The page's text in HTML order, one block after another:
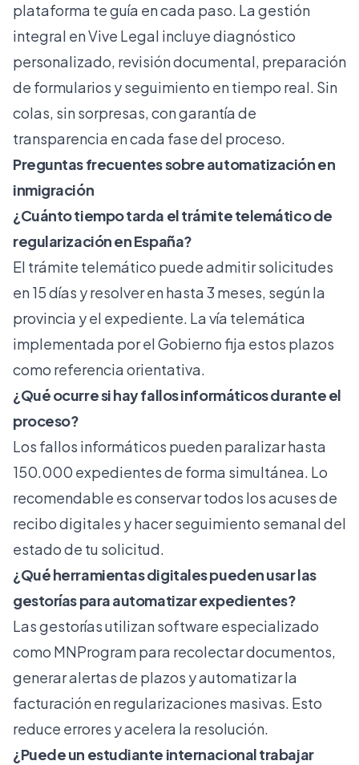
plataforma te guía en cada paso. Lagestión
integral en Vive Legal incluye diagnóstico
personalizado, revisión documental, preparación
de formularios y seguimiento en tiempo real. Sin
colas, sin sorpresas, con garantía de
transparencia en cada fase del proceso.
Preguntas frecuentes sobre automatización en
inmigración
¿Cuánto tiempo tarda el trámite telemático de
regularización en España?
El trámite telemático puede admitir solicitudes
en 15 días y resolver en hasta 3 meses, según la
provincia y el expediente. La vía telemática
implementada por el Gobierno fija estos plazos
como referencia orientativa.
¿Qué ocurre si hay fallos informáticos durante el
proceso?
Los fallos informáticos pueden paralizar hasta
150.000 expedientes de forma simultánea. Lo
recomendable es conservar todos los acuses de
recibo digitales y hacer seguimiento semanal del
estado de tu solicitud.
¿Qué herramientas digitales pueden usar las
gestorías para automatizar expedientes?
Las gestorías utilizan software especializado
como MNProgram para recolectar documentos,
generar alertas de plazos y automatizar la
facturación en regularizaciones masivas. Esto
reduce errores y acelera la resolución.
¿Puede un estudiante internacional trabajar